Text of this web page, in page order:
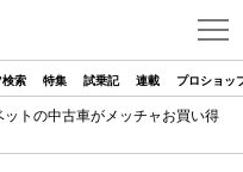
索 特集 試乗記 連載 プロショッ
ットの中古車がメッチャお買い得